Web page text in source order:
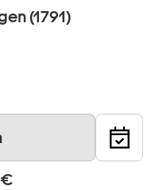
(1791)
€